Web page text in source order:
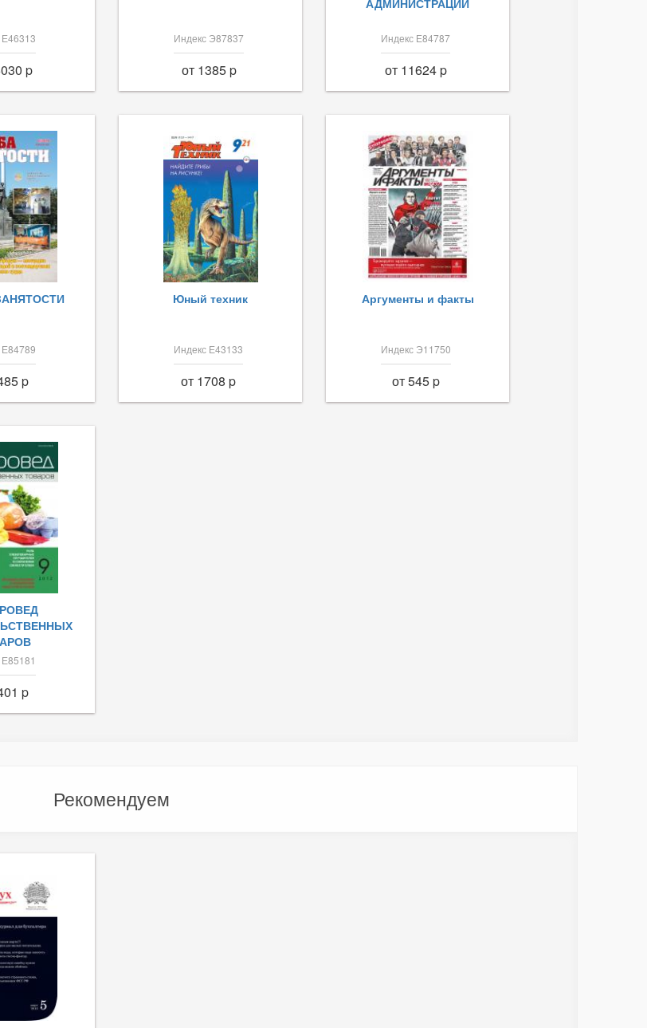
p
Индекс Э87837
от 1385 p
АДМИНИСТРАЦИИ
Индекс Е84787
от 11624 p
p
Юный техник
Индекс Е43133
от 1708 p
Аргументы и факты
Индекс Э11750
от 545 p
p
Рекомендуем